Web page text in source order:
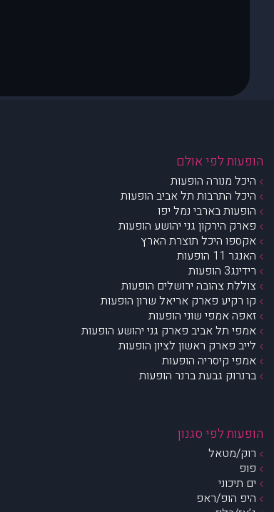
הופעות לפי אולם
היכל מנורה הופעות
היכל התרבות תל אביב הופעות
הופעות בארבי נמל יפו
פארק הירקון גני יהושע הופעות
אקספו היכל תוצרת הארץ
האנגר 11 הופעות
רידינג3 הופעות
צוללת צהובה ירושלים הופעות
קו רקיע פארק אריאל שרון הופעות
זאפה אמפי שוני הופעות
אמפי תל אביב פארק גני יהושע הופעות
לייב פארק ראשון לציון הופעות
אמפי קיסריה הופעות
ברנרוק גבעת ברנר הופעות
הופעות לפי סגנון
רוק/מטאל
פופ
ים תיכוני
היפ הופ/ראפ